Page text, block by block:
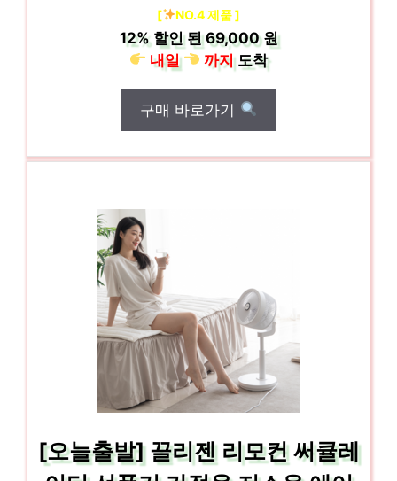
[ NO.4 제품 ]
12%할인 된69,000 원
내일
까지도착
구매 바로가기
[오늘출발] 끌리젠 리모컨 써큘레